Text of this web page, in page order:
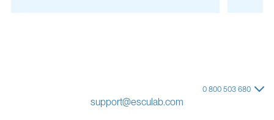
0 800 503 680
support@esculab.com